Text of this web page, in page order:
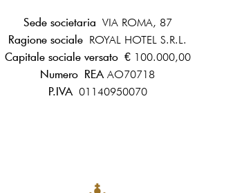
Sede societaria VIA ROMA, 87
Ragione sociale ROYAL HOTEL S.R.L.
Capitale sociale versato€ 100.000,00
Numero REA AO70718
P.IVA01140950070